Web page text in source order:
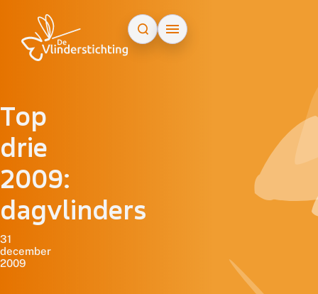
Top
drie
2009:
dagvlinders
31
december
2009